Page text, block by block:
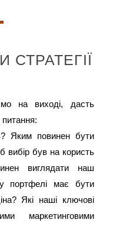
на виході, дасть
питання:
Яким повинен бути
вибір був на користь
виглядати наш
портфелі має бути
Які наші ключові
маркетинговими